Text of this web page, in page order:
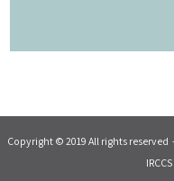
Copyright © 2019 All rights